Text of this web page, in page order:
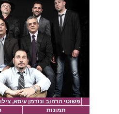
פשוטי הרחוב ונורמן עיסא,
תמונות